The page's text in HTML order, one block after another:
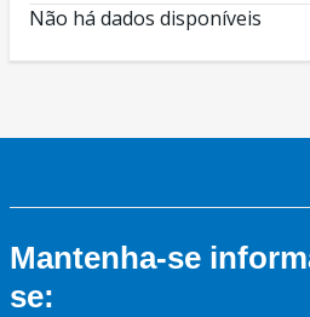
Não há dados disponíveis
Mantenha-se
se: